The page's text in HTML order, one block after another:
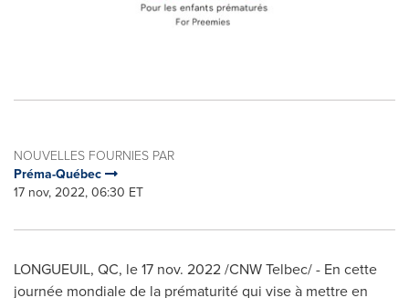
NOUVELLES FOURNIES PAR
Préma-Québec
17 nov, 2022, 06:30 ET
LONGUEUIL, QC, le17 nov. 2022/CNW Telbec/ - En cette
journée mondiale de la prématurité qui vise à mettre en